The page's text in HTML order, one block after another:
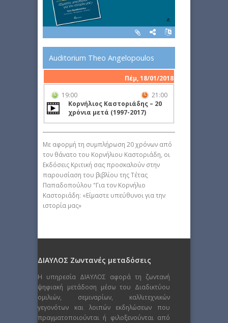
Auditorium Theo Angelopoulos
Πέμ, 18/01/2018
19:00
21:00
Κορνήλιος Καστοριάδης – 20
χρόνια μετά (1997-2017)
Με αφορμή τη συμπλήρωση 20 χρόνων από
τον θάνατο του Κορνήλιου Καστοριάδη, οι
Εκδόσεις Κριτική σας προσκαλούν στην
παρουσίαση του βιβλίου της Τέτας
Παπαδοπούλου "Για τον Κορνήλιο
Καστοριάδη: «Είμαστε υπεύθυνοι για την
ιστορία μας»
ΔΙΑΥΛΟΣ Ζωντανές μεταδόσεις
Η υπηρεσία ΔΙΑΥΛΟΣ αφορά τη ζωντανή
ψηφιακή μετάδοση μέσω του Διαδικτύου
ομιλιών, σεμιναρίων, καλλιτεχνικών
γεγονότων και λοιπών εκδηλώσεων που
πραγματοποιούνται ή φιλοξενούνται από